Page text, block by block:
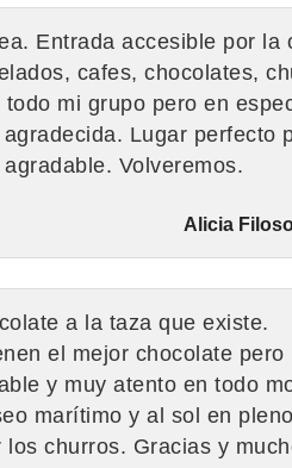
Entrada accesible por la
cafes, chocolates,
mi grupo pero en
Lugar perfecto
Volveremos.
Alicia
a la taza que existe.
el mejor chocolate pero
y muy atento en todo
marítimo y al sol en
churros. Gracias y